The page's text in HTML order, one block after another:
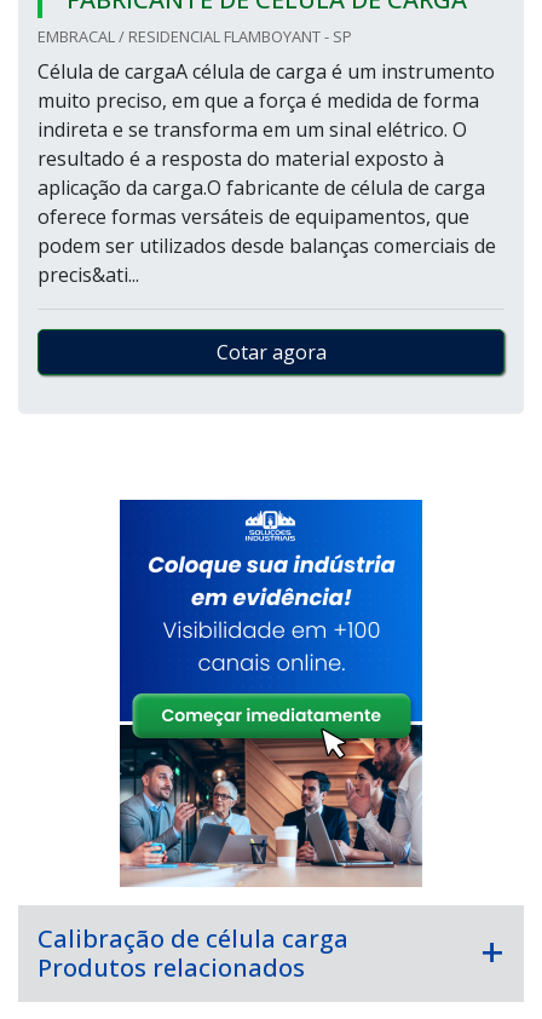
EMBRACAL / RESIDENCIAL FLAMBOYANT - SP
Célula de cargaA célula de carga é um instrumento
muito preciso, em que a força é medida de forma
indireta e se transforma em um sinal elétrico. O
resultado é a resposta do material exposto à
aplicação da carga.O fabricante de célula de carga
oferece formas versáteis de equipamentos, que
podem ser utilizados desde balanças comerciais de
precis&ati...
Cotar agora
Calibração de célula carga
Produtos relacionados